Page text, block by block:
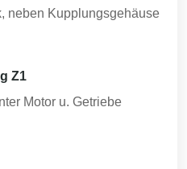
neben Kupplungsgehäuse
Z1
Motor u. Getriebe